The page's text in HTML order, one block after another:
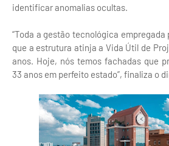
identificar anomalias ocultas.
“Toda a gestão tecnológica
que a estrutura atinja a Vida Útil de
anos. Hoje, nós temos fachadas que
33 anos em perfeito estado”, finaliza o